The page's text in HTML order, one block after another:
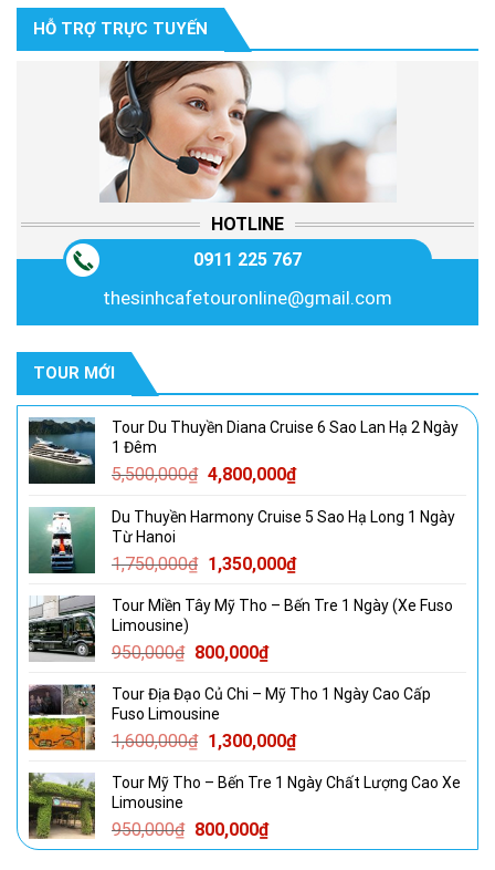
HỖ TRỢ TRỰC TUYẾN
HOTLINE
0911 225 767
thesinhcafetouronline@gmail.com
TOUR MỚI
Tour Du Thuyền Diana Cruise 6 Sao Lan Hạ 2 Ngày
1 Đêm
5,500,000₫ Giá
là:
4,800,000₫Giá
tại
4,800,000₫.
Du Thuyền Harmony Cruise 5 Sao Hạ Long 1 Ngày
Từ Hanoi
1,750,000₫ Giá
là:
1,350,000₫Giá
tại
Tour Miền Tây Mỹ Tho – Bến Tre 1 Ngày (Xe Fuso
Limousine)
950,000₫ Giá
là:
950,000₫.
800,000₫Giá
tại
800,000₫.
Tour Địa Đạo Củ Chi – Mỹ Tho 1 Ngày Cao Cấp
Fuso Limousine
1,600,000₫ Giá
là:
1,300,000₫Giá
tại
Tour Mỹ Tho – Bến Tre 1 Ngày Chất Lượng Cao Xe
Limousine
950,000₫ Giá
gốc
800,000₫Giá
hiện
850,000₫.
là:
750,000₫.
3,350,000₫.